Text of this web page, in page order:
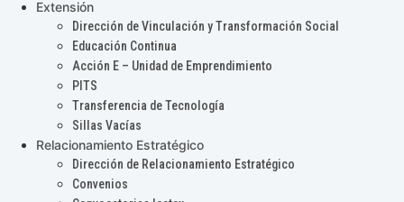
Extensión
Dirección de Vinculación y Transformación Social
Educación Continua
Acción E – Unidad de Emprendimiento
PITS
Transferencia de Tecnología
Sillas Vacías
Relacionamiento Estratégico
Dirección de Relacionamiento Estratégico
Convenios